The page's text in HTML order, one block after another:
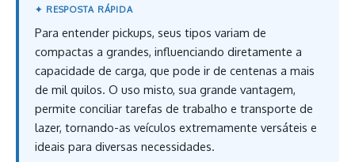
Para entender pickups, seus tipos variam de
compactas a grandes, influenciando diretamente a
capacidade de carga, que pode ir de centenas a mais
de mil quilos. O uso misto, sua grande vantagem,
permite conciliar tarefas de trabalho e transporte de
lazer, tornando-as veículos extremamente versáteis e
ideais para diversas necessidades.